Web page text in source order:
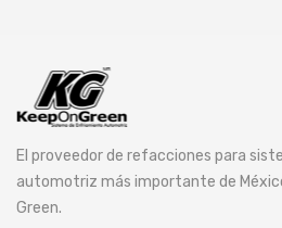
El proveedor de refacciones para
automotriz más importante de
Green.